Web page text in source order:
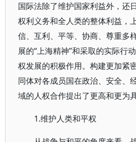
国际法除了维护国家利益外，还
权利义务和全人类的整体利益，
信、互利、平等、协商、尊重多
展的“上海精神”和采取的实际行
权发展的积极作用。构建更加紧
同体对各成员国在政治、安全、
域的人权合作提出了更高和更为
1.维护人类和平权